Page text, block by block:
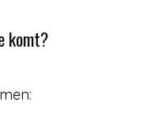
komt?